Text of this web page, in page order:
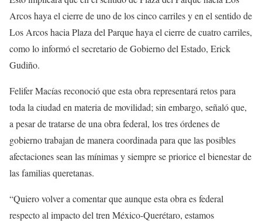
Arcos haya el cierre de uno de los cinco carriles y en el sentido de
Los Arcos hacia Plaza del Parque haya el cierre de cuatro carriles,
como lo informó el secretario de Gobierno del Estado, Erick
Gudiño.
Felifer Macías reconoció que esta obra representará retos para
toda la ciudad en materia de movilidad; sin embargo, señaló que,
a pesar de tratarse de una obra federal, los tres órdenes de
gobierno trabajan de manera coordinada para que las posibles
afectaciones sean las mínimas y siempre se priorice el bienestar de
las familias queretanas.
“Quiero volver a comentar que aunque esta obra es federal
respecto al impacto del tren México-Querétaro, estamos